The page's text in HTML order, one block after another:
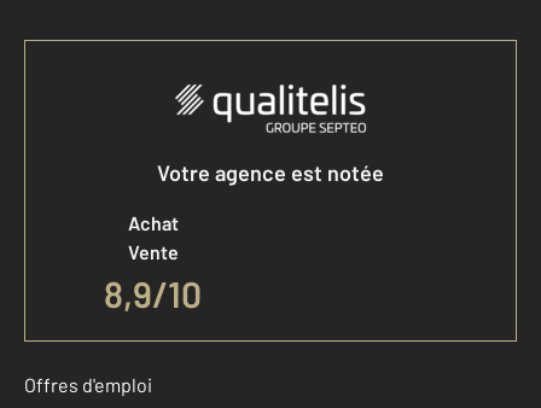
Votre agence est notée
Achat
Vente
8,9/10
Offres d'emploi